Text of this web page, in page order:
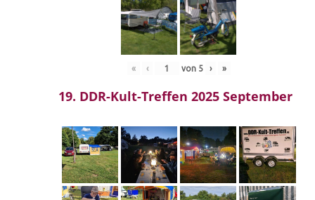
« ‹ von 5 › »
19. DDR-Kult-Treffen 2025 September